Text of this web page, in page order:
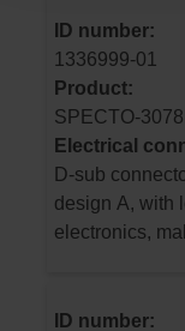
ID number:
1336999-01
Product:
SPECTO-
Electrical
D-sub
design A, with
electronics,
ID number: